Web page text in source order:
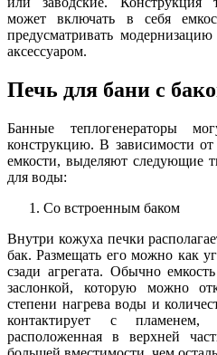
может включать в себя
предусматривать
аксессуаром.
Печь для бани с
Банные теплогенераторы
конструкцию. В зависимости
емкости, выделяют следующие
для воды:
Со встроенным баком
Внутри кожуха печки
бак. Размещать его можно как
сзади агрегата. Обычно
заслонкой, которую можно
степени нагрева воды и
контактирует с пламенем,
расположенная в верхней